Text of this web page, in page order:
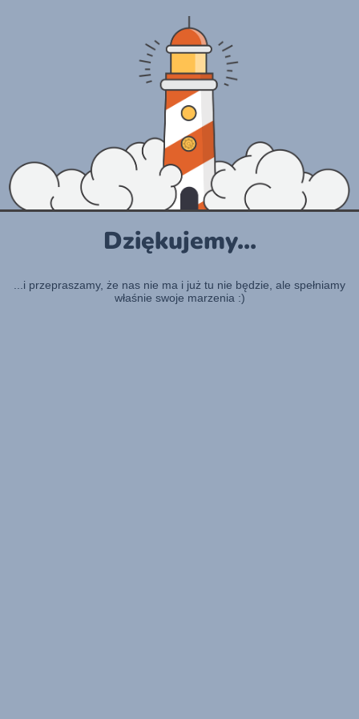
Dziękujemy...
...i przepraszamy, że nas nie ma i już tu nie będzie, ale spełniamy
właśnie swoje marzenia :)